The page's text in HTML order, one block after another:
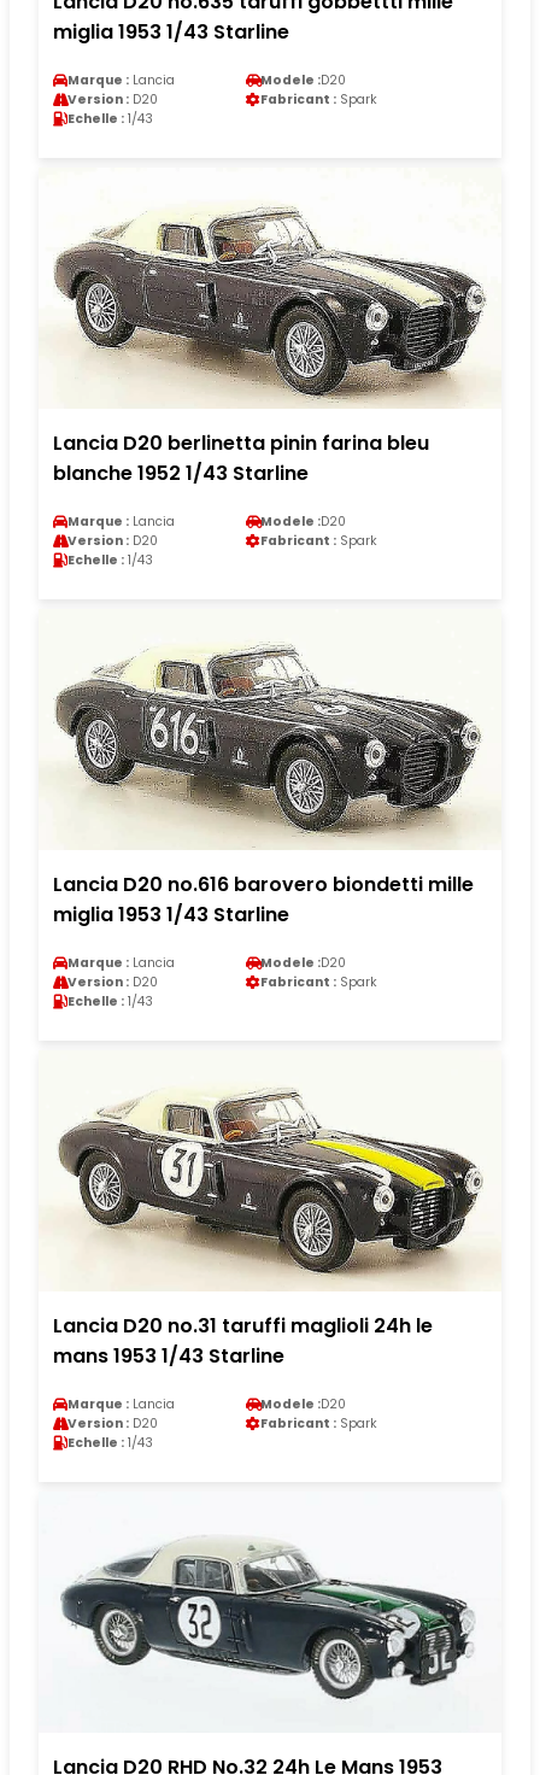
miglia 1953 1/43 Starline
Marque : Lancia Modele :D20
Version : D20 Fabricant : Spark
Echelle : 1/43
Lancia D20 berlinetta pinin farina bleu
blanche 1952 1/43 Starline
Marque : Lancia Modele :D20
Version : D20 Fabricant : Spark
Echelle : 1/43
Lancia D20 no.616 barovero biondetti mille
miglia 1953 1/43 Starline
Marque : Lancia Modele :D20
Version : D20 Fabricant : Spark
Echelle : 1/43
Lancia D20 no.31 taruffi maglioli 24h le
mans 1953 1/43 Starline
Marque : Lancia Modele :D20
Version : D20 Fabricant : Spark
Echelle : 1/43
Lancia D20 RHD No.32 24h Le Mans 1953